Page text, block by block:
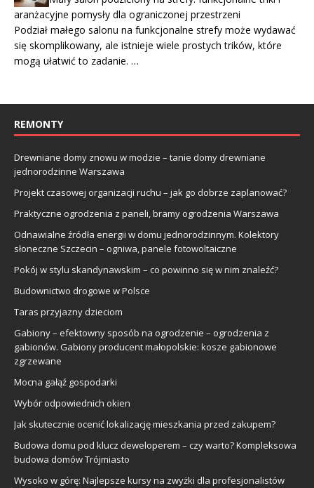
aranżacyjne pomysły dla ograniczonej przestrzeni
Podział małego salonu na funkcjonalne strefy może wydawać
się skomplikowany, ale istnieje wiele prostych trików, które
mogą ułatwić to zadanie. …
REMONTY
Drewniane domy znowu w modzie – tanie domy drewniane
jednorodzinne Warszawa
Projekt czasowej organizacji ruchu – jak go dobrze zaplanować?
Praktyczne ogrodzenia z paneli, bramy ogrodzenia Warszawa
Odnawialne źródła energii w domu jednorodzinnym. Kolektory
słoneczne Szczecin – ogniwa, panele fotowoltaiczne
Pokój w stylu skandynawskim – co powinno się w nim znaleźć?
Budownictwo drogowe w Polsce
Taras przyjazny dzieciom
Gabiony – efektowny sposób na ogrodzenie – ogrodzenia z
gabionów. Gabiony producent małopolskie: kosze gabionowe
zgrzewane
Mocna gałąź gospodarki
Wybór odpowiednich okien
Jak skutecznie ocenić lokalizację mieszkania przed zakupem?
Budowa domu pod klucz deweloperem – czy warto? Kompleksowa
budowa domów Trójmiasto
Wysoko w górę: Najlepsze kursy na zwyżki dla profesjonalistów